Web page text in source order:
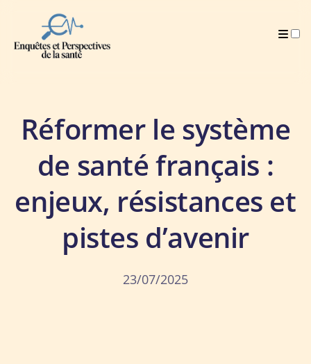
Réformer le système
de santé français :
enjeux, résistances et
pistes d’avenir
23/07/2025